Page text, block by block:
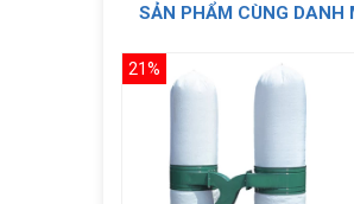
SẢN PHẨM CÙNG DANH
21%